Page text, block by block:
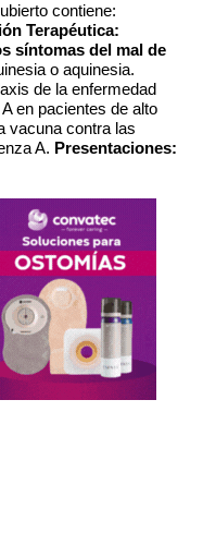
contiene:
Terapéutica:
síntomas del mal de
o aquinesia.
de la enfermedad
en pacientes de alto
vacuna contra las
A. Presentaciones: